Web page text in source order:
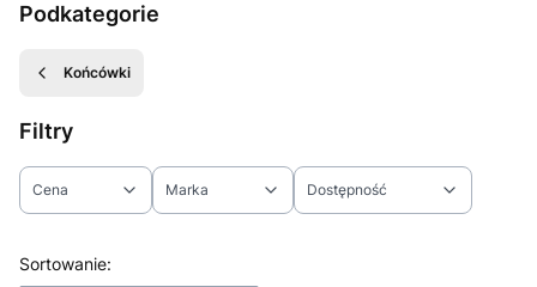
Podkategorie
Końcówki
Filtry
Cena Marka Dostępność
Lista produktów
Sortowanie: